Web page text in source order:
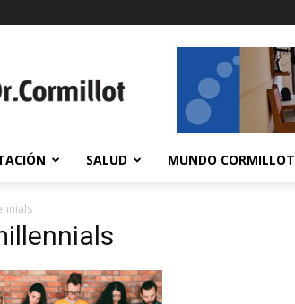
SALUD MUNDO CORMILLOT